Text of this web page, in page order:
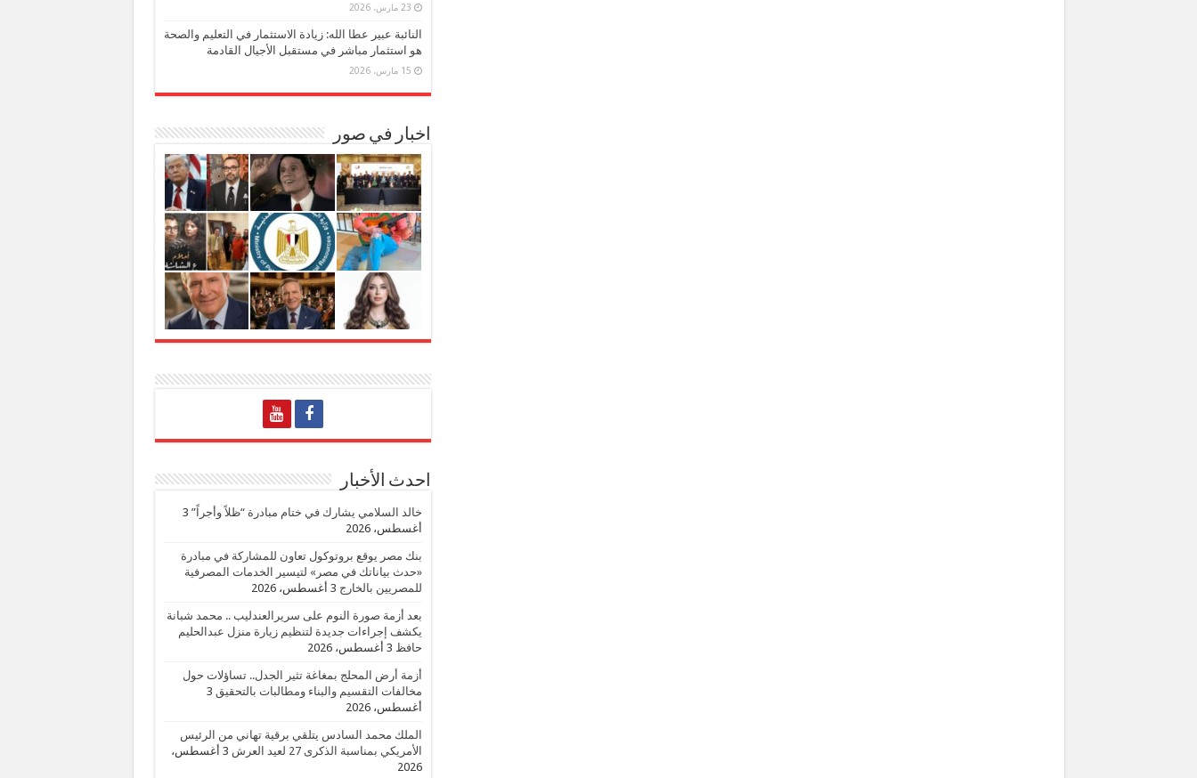
23 مارس، 2026
النائبة عبير عطا الله: زيادة الاستثمار في التعليم والصحة
هو استثمار مباشر في مستقبل الأجيال القادمة
15 مارس، 2026
اخبار في صور
احدث الأخبار
خالد السلامي يشارك في ختام مبادرة “ظلاً وأجراً” 3
أغسطس، 2026
بنك مصر يوقع بروتوكول تعاون للمشاركة في مبادرة
«حدث بياناتك في مصر» لتيسير الخدمات المصرفية
للمصريين بالخارج 3 أغسطس، 2026
بعد أزمة صورة النوم على سريرالعندليب .. محمد شبانة
يكشف إجراءات جديدة لتنظيم زيارة منزل عبدالحليم
حافظ 3 أغسطس، 2026
أزمة أرض المحلج بمغاغة تثير الجدل.. تساؤلات حول
مخالفات التقسيم والبناء ومطالبات بالتحقيق 3
أغسطس، 2026
الملك محمد السادس يتلقي برقية تهاني من الرئيس
الأمريكي بمناسبة الذكرى 27 لعيد العرش
3 أغسطس،
2026